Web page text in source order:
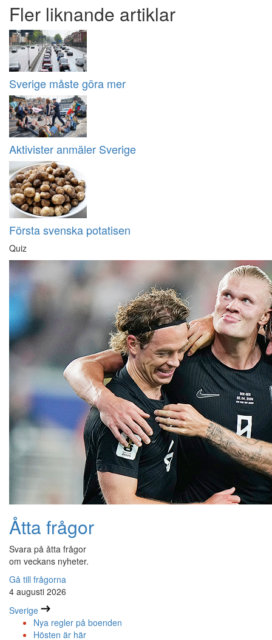
Fler liknande artiklar
Sverige måste göra mer
Aktivister anmäler Sverige
Första svenska potatisen
Quiz
Åtta frågor
Svara på åtta frågor
om veckans nyheter.
Gå till frågorna
4 augusti 2026
Sverige
Nya regler på boenden
Hösten är här